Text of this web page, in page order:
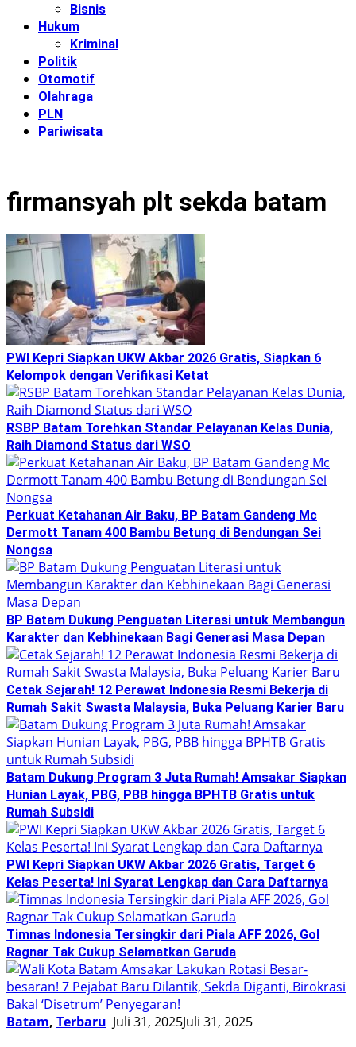
Bisnis
Hukum
Kriminal
Politik
Otomotif
Olahraga
PLN
Pariwisata
firmansyah plt sekda batam
PWI Kepri Siapkan UKW Akbar 2026 Gratis, Siapkan 6
Kelompok dengan Verifikasi Ketat
RSBP Batam Torehkan Standar Pelayanan Kelas Dunia,
Raih Diamond Status dari WSO
Perkuat Ketahanan Air Baku, BP Batam Gandeng Mc
Dermott Tanam 400 Bambu Betung di Bendungan Sei
Nongsa
BP Batam Dukung Penguatan Literasi untuk Membangun
Karakter dan Kebhinekaan Bagi Generasi Masa Depan
Cetak Sejarah! 12 Perawat Indonesia Resmi Bekerja di
Rumah Sakit Swasta Malaysia, Buka Peluang Karier Baru
Batam Dukung Program 3 Juta Rumah! Amsakar Siapkan
Hunian Layak, PBG, PBB hingga BPHTB Gratis untuk
Rumah Subsidi
PWI Kepri Siapkan UKW Akbar 2026 Gratis, Target 6
Kelas Peserta! Ini Syarat Lengkap dan Cara Daftarnya
Timnas Indonesia Tersingkir dari Piala AFF 2026, Gol
Ragnar Tak Cukup Selamatkan Garuda
Batam, Terbaru Juli 31, 2025Juli 31, 2025